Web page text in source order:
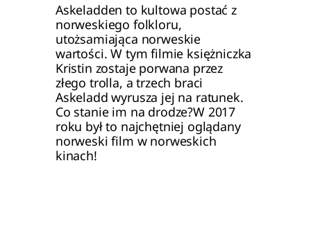
Askeladden to kultowa postać z
norweskiego folkloru,
utożsamiająca norweskie
wartości. W tym filmie księżniczka
Kristin zostaje porwana przez
złego trolla, a trzech braci
Askeladd wyrusza jej na ratunek.
Co stanie im na drodze?W 2017
roku był to najchętniej oglądany
norweski film w norweskich
kinach!